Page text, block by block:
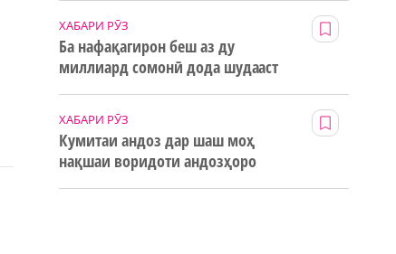
ХАБАРИ РӮЗ
Ба нафақагирон беш аз ду
миллиард сомонӣ дода шудааст
ХАБАРИ РӮЗ
Кумитаи андоз дар шаш моҳ
нақшаи воридоти андозҳоро